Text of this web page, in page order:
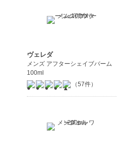
ヴェレダ
メンズ アフターシェイブバーム
100ml
（57件）